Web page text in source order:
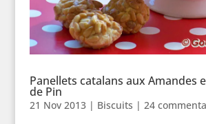
Panellets catalans aux Amandes
de Pin
21 Nov 2013| Biscuits | 24